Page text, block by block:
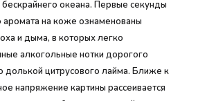
океана. Первые секунды
аромата на коже ознаменованы
и дыма, в которых легко
алкогольные нотки дорогого
долькой цитрусового лайма. Ближе к
напряжение картины рассеивается